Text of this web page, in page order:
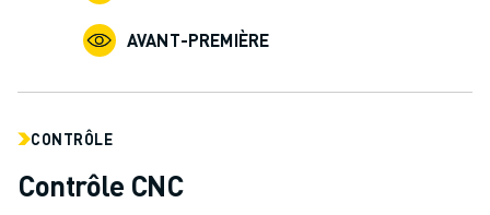
AVANT-PREMIÈRE
CONTRÔLE
Contrôle CNC